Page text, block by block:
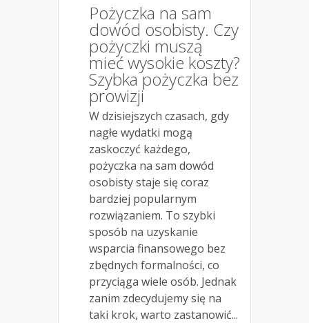
Pożyczka na sam
dowód osobisty. Czy
pożyczki muszą
mieć wysokie koszty?
Szybka pożyczka bez
prowizji
W dzisiejszych czasach, gdy
nagłe wydatki mogą
zaskoczyć każdego,
pożyczka na sam dowód
osobisty staje się coraz
bardziej popularnym
rozwiązaniem. To szybki
sposób na uzyskanie
wsparcia finansowego bez
zbędnych formalności, co
przyciąga wiele osób. Jednak
zanim zdecydujemy się na
taki krok, warto zastanowić...